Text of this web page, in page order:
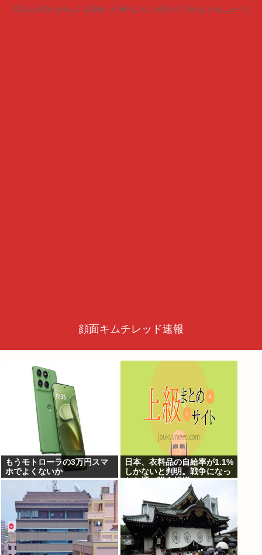
見る人が見ればキムチを頬張った時のように火照りだす5chまとめニュース
顔面キムチレッド速報
もうモトローラの3万円スマ
ホでよくないか
日本、衣料品の自給率が1.1%
しかないと判明。戦争になっ
たら裸で戦う模様www